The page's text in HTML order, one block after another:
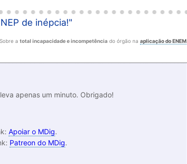
de inépcia!"
Sobre a total incapacidade e incompetência do órgão na aplicação do ENEM
apenas um minuto. Obrigado!
Apoiar o MDig.
Patreon do MDig.